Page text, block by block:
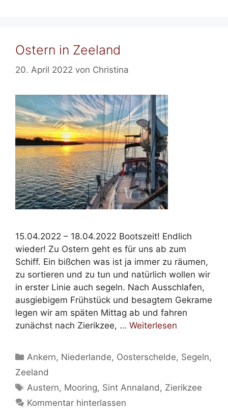
Ostern in Zeeland
20. April 2022 von Christina
15.04.2022 – 18.04.2022 Bootszeit! Endlich
wieder! Zu Ostern geht es für uns ab zum
Schiff. Ein bißchen was ist ja immer zu räumen,
zu sortieren und zu tun und natürlich wollen wir
in erster Linie auch segeln. Nach Ausschlafen,
ausgiebigem Frühstück und besagtem Gekrame
legen wir am späten Mittag ab und fahren
zunächst nach Zierikzee, … Weiterlesen
Kategorien
Ankern, Niederlande, Oosterschelde, Segeln,
Zeeland
Schlagwörter
Austern, Mooring, Sint Annaland , Zierikzee
Kommentar hinterlassen